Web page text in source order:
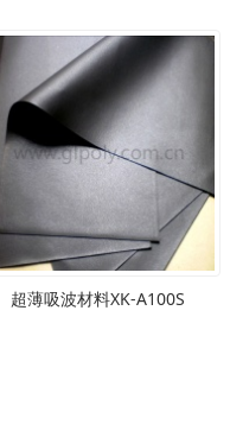
超薄吸波材料XK-A100S